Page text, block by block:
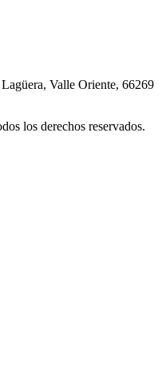
Valle Oriente, 66269
los derechos reservados.